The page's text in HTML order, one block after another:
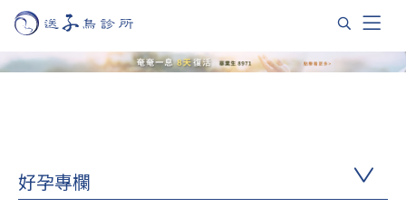
好孕專欄